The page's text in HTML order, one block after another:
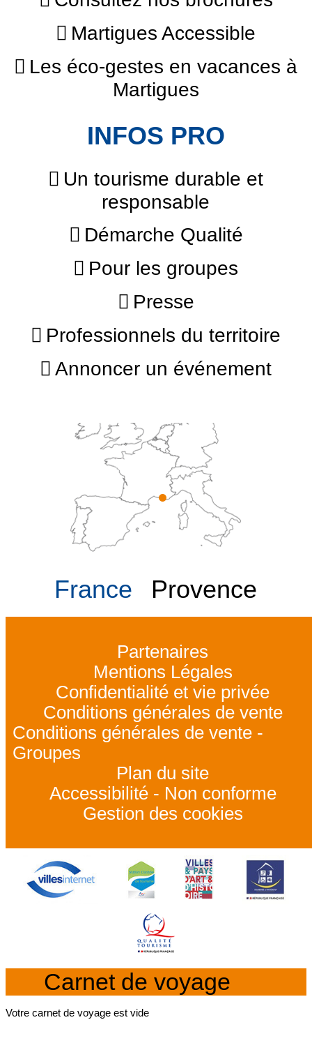
Martigues Accessible
Les éco-gestes en vacances à
Martigues
INFOS PRO
Un tourisme durable et
responsable
Démarche Qualité
Pour les groupes
Presse
Professionnels du territoire
Annoncer un événement
France Provence
Partenaires
Mentions Légales
Confidentialité et vie privée
Conditions générales de vente
Conditions générales de vente -
Groupes
Plan du site
Accessibilité - Non conforme
Gestion des cookies
Carnet de voyage
Votre carnet de voyage est vide